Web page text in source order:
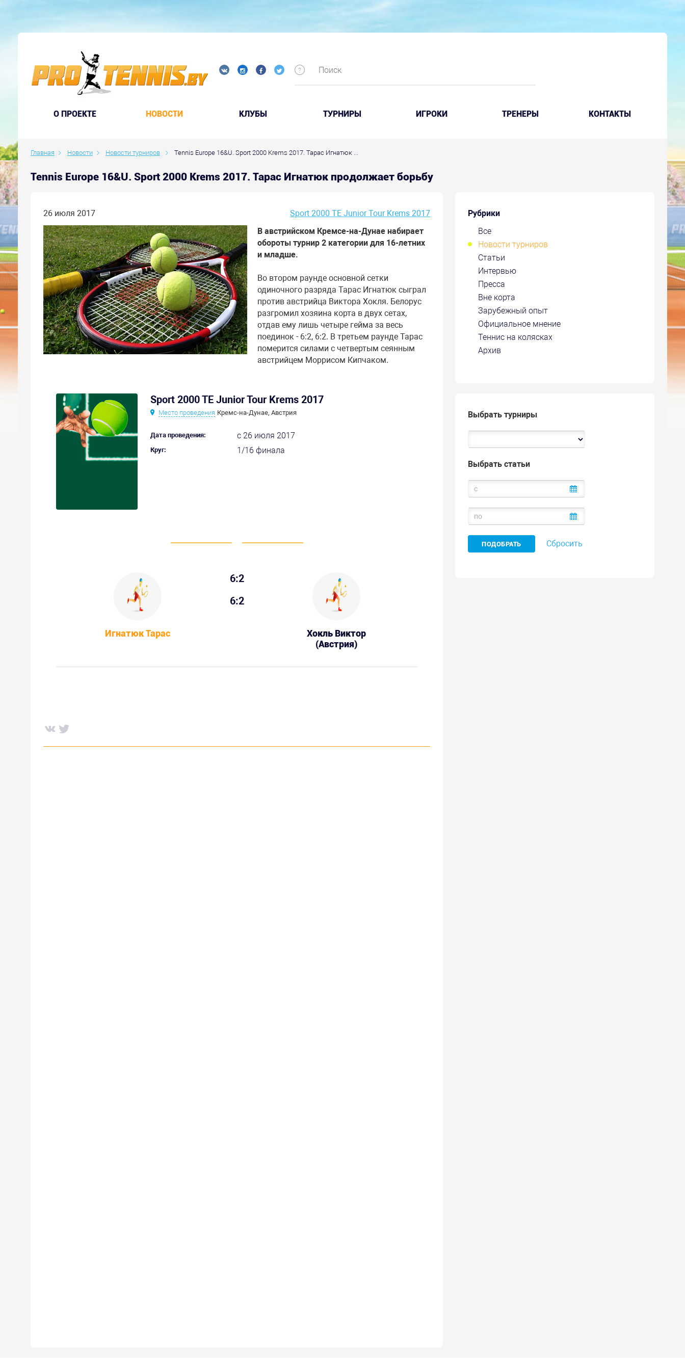
O ПРОЕКТЕ НОВОСТИ КЛУБЫ ТУРНИРЫ ИГРОКИ ТРЕНЕРЫ КОНТАКТЫ
Главная Новости Новости турниров Tennis Europe 16&U. Sport 2000 Krems 2017. Тарас Игнатюк ...
Tennis Europe 16&U. Sport 2000 Krems 2017. Тарас Игнатюк продолжает борьбу
Рубрики
Все
Новости турниров
Статьи
Интервью
Пресса
Вне корта
Зарубежный опыт
Официальное мнение
Теннис на колясках
Архив
Выбрать турниры
Выбрать статьи
Сбросить
26 июля 2017
Sport 2000 TE Junior Tour Krems 2017
В австрийском Кремсе-на-Дунае набирает
обороты турнир 2 категории для 16-летних
и младше.
Во втором раунде основной сетки
одиночного разряда Тарас Игнатюк сыграл
против австрийца Виктора Хокля. Белорус
разгромил хозяина корта в двух сетах,
отдав ему лишь четыре гейма за весь
поединок - 6:2, 6:2. В третьем раунде Тарас
померится силами с четвертым сеянным
австрийцем Моррисом Кипчаком.
Sport 2000 TE Junior Tour Krems 2017
Место проведения Кремс-на-Дунае, Австрия
Дата проведения: с 26 июля 2017
Круг: 1/16 финала
Игнатюк Тарас
6:2
6:2
Хокль Виктор
(Австрия)